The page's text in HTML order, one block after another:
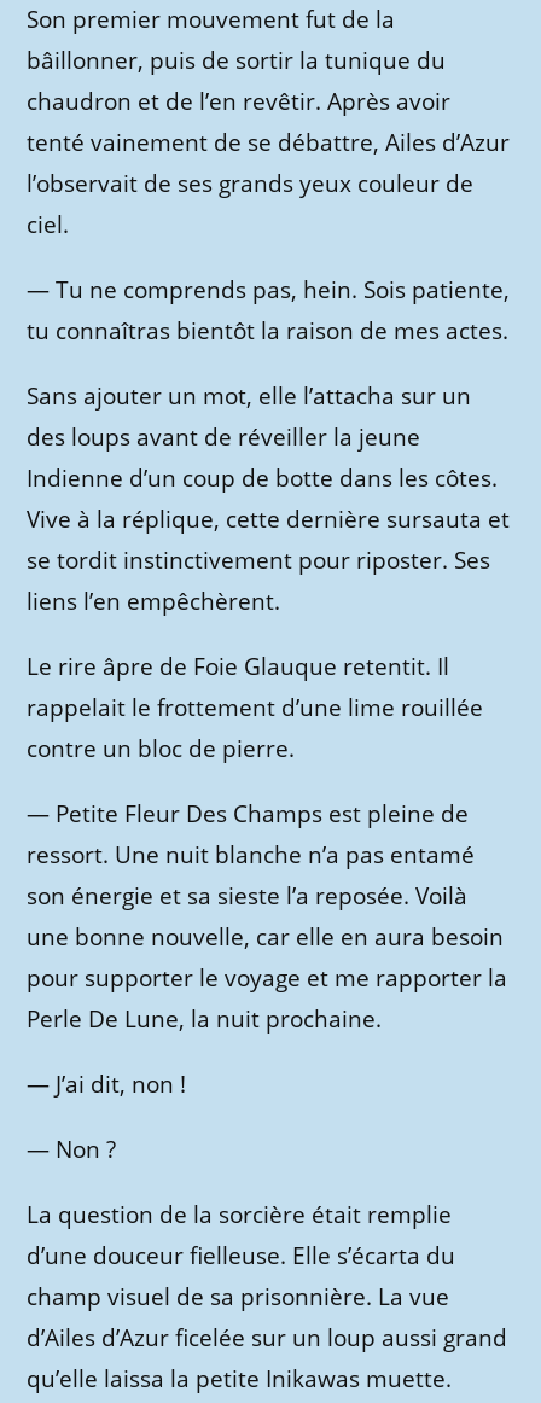
Son premier mouvement fut de la
bâillonner, puis de sortir la tunique du
chaudron et de l’en revêtir. Après avoir
tenté vainement de se débattre, Ailes d’Azur
l’observait de ses grands yeux couleur de
ciel.
—Tu ne comprends pas, hein. Sois patiente,
tu connaîtras bientôt la raison de mes actes.
Sans ajouter un mot, elle l’attacha sur un
des loups avant de réveiller la jeune
Indienne d’un coup de botte dans les côtes.
Vive à la réplique, cette dernière sursauta et
se tordit instinctivement pour riposter. Ses
liens l’en empêchèrent.
Le rire âpre de Foie Glauque retentit. Il
rappelait le frottement d’une lime rouillée
contre un bloc de pierre.
— Petite Fleur Des Champs est pleine de
ressort. Une nuit blanche n’a pas entamé
son énergie et sa sieste l’a reposée. Voilà
une bonne nouvelle, car elle en aura besoin
pour supporter le voyage et me rapporter la
Perle De Lune, la nuit prochaine.
— J’ai dit, non !
— Non ?
La question de la sorcière était remplie
d’une douceur fielleuse. Elle s’écarta du
champ visuel de sa prisonnière. La vue
d’Ailes d’Azur ficelée sur un loup aussi grand
qu’elle laissa la petite Inikawas muette.